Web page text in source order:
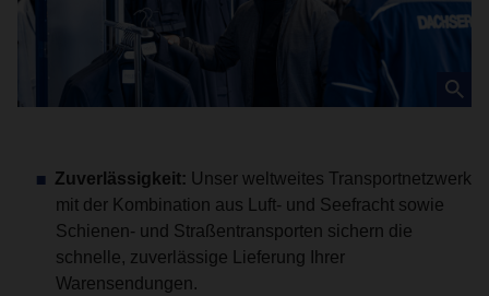
Zuverlässigkeit: Unser weltweites Transportnetzwerk
mit der Kombination aus Luft- und Seefracht sowie
Schienen- und Straßentransporten sichern die
schnelle, zuverlässige Lieferung Ihrer
Warensendungen.